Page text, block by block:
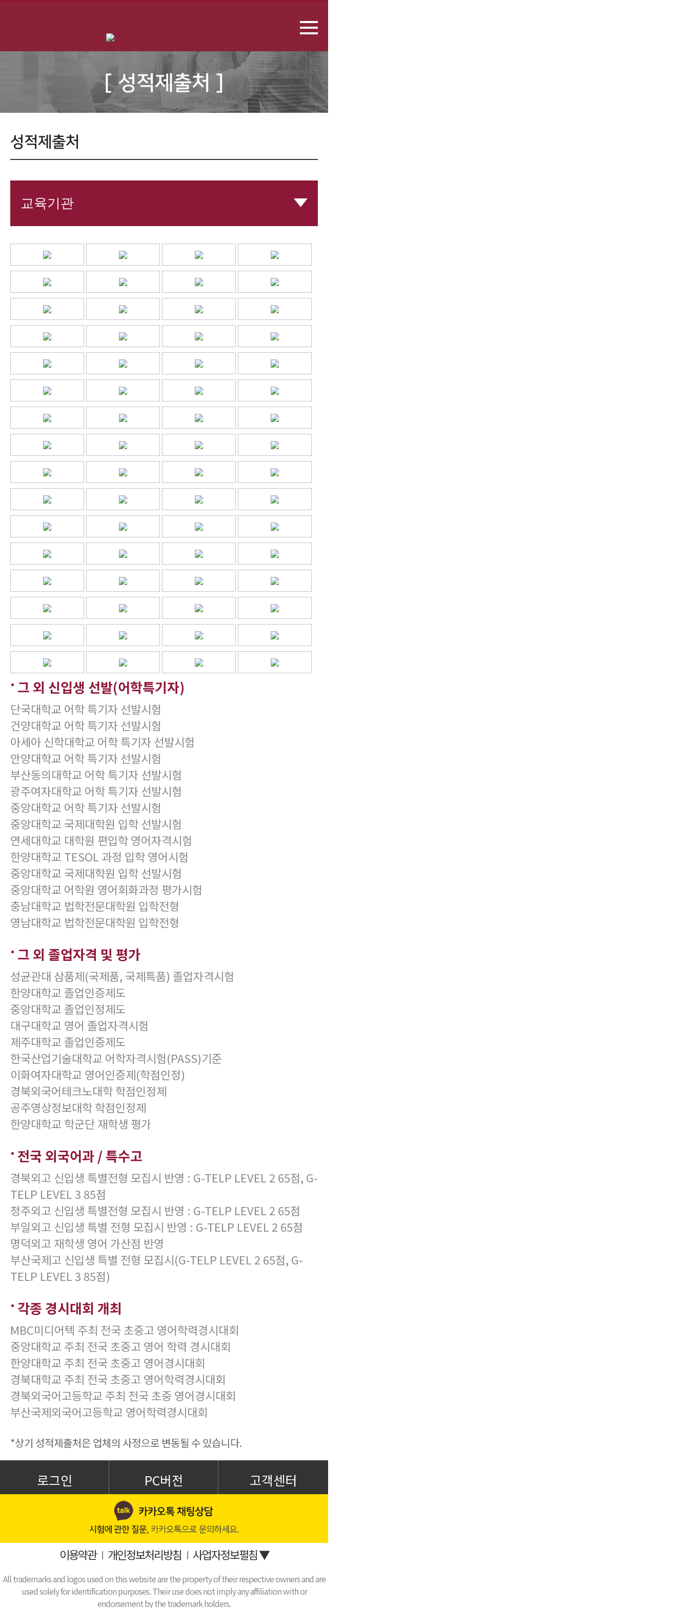
[ 성적제출처 ]
성적제출처
교육기관
그 외 신입생 선발(어학특기자)
단국대학교 어학 특기자 선발시험
건양대학교 어학 특기자 선발시험
아세아 신학대학교 어학 특기자 선발시험
안양대학교 어학 특기자 선발시험
부산동의대학교 어학 특기자 선발시험
광주여자대학교 어학 특기자 선발시험
중앙대학교 어학 특기자 선발시험
중앙대학교 국제대학원 입학 선발시험
연세대학교 대학원 편입학 영어자격시험
한양대학교 TESOL 과정 입학 영어시험
중앙대학교 국제대학원 입학 선발시험
중앙대학교 어학원 영어회화과정 평가시험
충남대학교 법학전문대학원 입학전형
영남대학교 법학전문대학원 입학전형
그 외 졸업자격 및 평가
성균관대 삼품제(국제품, 국제특품) 졸업자격시험
한양대학교 졸업인증제도
중앙대학교 졸업인정제도
대구대학교 영어 졸업자격시험
제주대학교 졸업인증제도
한국산업기술대학교 어학자격시험(PASS)기준
이화여자대학교 영어인증제(학점인정)
경북외국어테크노대학 학점인정제
공주영상정보대학 학점인정제
한양대학교 학군단 재학생 평가
전국 외국어과 / 특수고
경북외고 신입생 특별전형 모집시 반영 : G-TELP LEVEL 2 65점, G-
TELP LEVEL 3 85점
청주외고 신입생 특별전형 모집시 반영 : G-TELP LEVEL 2 65점
부일외고 신입생 특별 전형 모집시 반영 : G-TELP LEVEL 2 65점
명덕외고 재학생 영어 가산점 반영
부산국제고 신입생 특별 전형 모집시(G-TELP LEVEL 2 65점, G-
TELP LEVEL 3 85점)
각종 경시대회 개최
MBC미디어텍 주최 전국 초중고 영어학력경시대회
중앙대학교 주최 전국 초중고 영어 학력 경시대회
한양대학교 주최 전국 초중고 영어경시대회
경북대학교 주최 전국 초중고 영어학력경시대회
경북외국어고등학교 주최 전국 초중 영어경시대회
부산국제외국어고등학교 영어학력경시대회
*상기 성적제출처은 업체의 사정으로 변동될 수 있습니다.
로그인 PC버전 고객센터
이용약관I 개인정보처리방침 I 사업자정보펼침 ▼
All trademarks and logos used on this website are the property of their respective owners and are
used solely for identification purposes. Their use does not imply any affiliation with or
endorsement by the trademark holders.